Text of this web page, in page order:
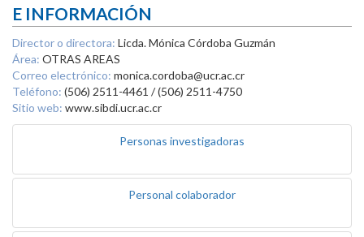
E INFORMACIÓN
Director o directora: Licda. Mónica Córdoba Guzmán
Área: OTRAS AREAS
Correo electrónico: monica.cordoba@ucr.ac.cr
Teléfono: (506) 2511-4461 / (506) 2511-4750
Sitio web: www.sibdi.ucr.ac.cr
Personas investigadoras
Personal colaborador